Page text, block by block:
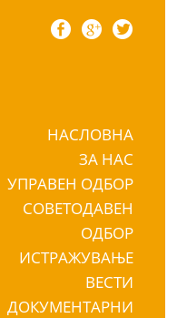
Skip to contentНАСЛОВНА
ЗА НАС
УПРАВЕН ОДБОР
СОВЕТОДАВЕН
ОДБОР
ИСТРАЖУВАЊЕ
ВЕСТИ
ДОКУМЕНТАРНИ